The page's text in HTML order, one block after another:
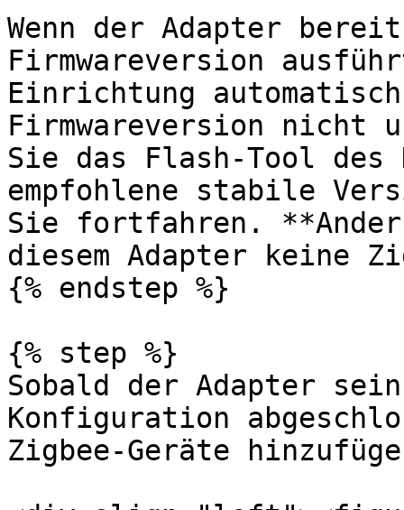
Wenn der Adapter
Firmwareversion
Einrichtung
Firmwareversion nicht
Sie das Flash-Tool
empfohlene stabile
Sie fortfahren.
diesem Adapter keine
{% endstep %}
{% step %}
Sobald der Adapter
Konfiguration
Zigbee-Geräte